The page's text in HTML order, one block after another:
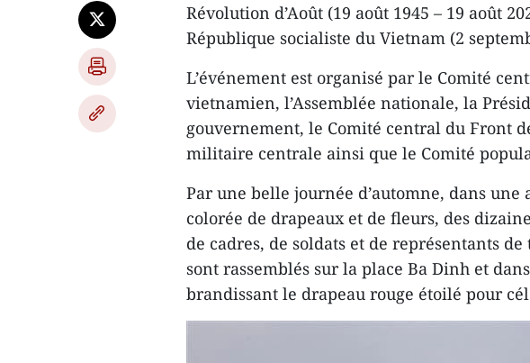
Révolution d’Août (19 août 1945 – 19 août
République socialiste du Vietnam (2
L’événement est organisé par le Comité
vietnamien, l’Assemblée nationale, la
gouvernement, le Comité central du Front
militaire centrale ainsi que le Comité
Par une belle journée d’automne, dans
colorée de drapeaux et de fleurs, des
de cadres, de soldats et de représentants de
sont rassemblés sur la place Ba Dinh et
brandissant le drapeau rouge étoilé pour